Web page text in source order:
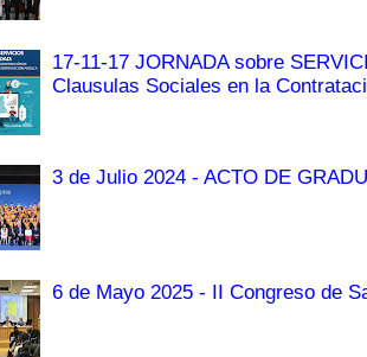
17-11-17 JORNADA sobre
Clausulas Sociales en la
3 de Julio 2024 - ACTO DE
6 de Mayo 2025 - II Congreso de